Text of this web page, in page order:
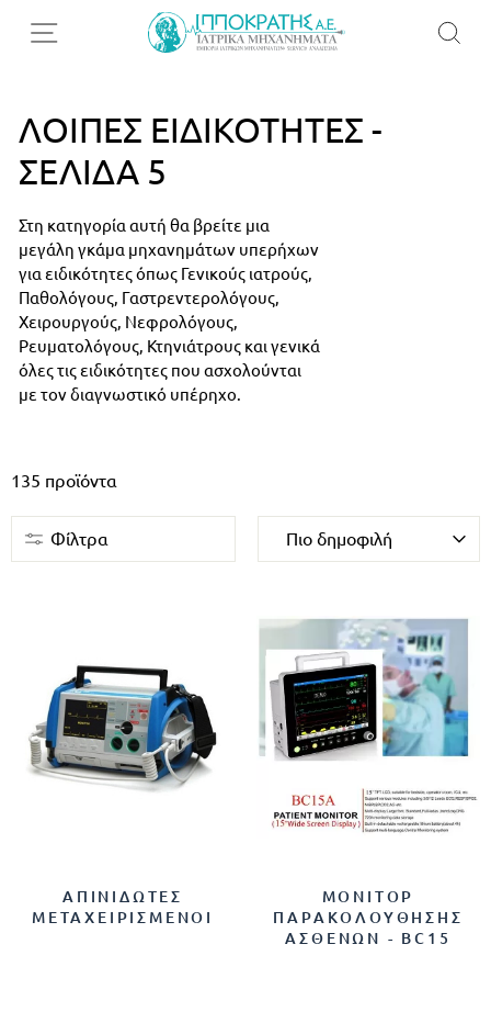
ΛΟΙΠΈΣ ΕΙΔΙΚΌΤΗΤΕΣ -
ΣΕΛΊΔΑ 5
Στη κατηγορία αυτή θα βρείτε μια
μεγάλη γκάμα μηχανημάτων υπερήχων
για ειδικότητες όπως Γενικούς ιατρούς,
Παθολόγους, Γαστρεντερολόγους,
Χειρουργούς, Νεφρολόγους,
Ρευματολόγους, Κτηνιάτρους και γενικά
όλες τις ειδικότητες που ασχολούνται
με τον διαγνωστικό υπέρηχο.
135 προϊόντα
Φίλτρα
ΑΠΙΝΙΔΩΤΕΣ
ΜΕΤΑΧΕΙΡΙΣΜΕΝΟΙ
ΜΟΝΙΤΟΡ
ΠΑΡΑΚΟΛΟΥΘΗΣΗΣ
ΑΣΘΕΝΩΝ - BC15